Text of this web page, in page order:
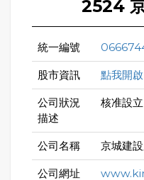
2524
統一編號
股市資訊 點我開啟
公司狀況
描述
核准設立
公司名稱 京城建
公司網址